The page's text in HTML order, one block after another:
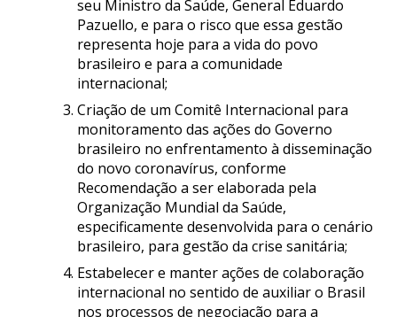
seu Ministro da Saúde, General Eduardo
Pazuello, e para o risco que essa gestão
representa hoje para a vida do povo
brasileiro e para a comunidade
internacional;
Criação de um Comitê Internacional para
monitoramento das ações do Governo
brasileiro no enfrentamento à disseminação
do novo coronavírus, conforme
Recomendação a ser elaborada pela
Organização Mundial da Saúde,
especificamente desenvolvida para o cenário
brasileiro, para gestão da crise sanitária;
Estabelecer e manter ações de colaboração
internacional no sentido de auxiliar o Brasil
nos processos de negociação para a